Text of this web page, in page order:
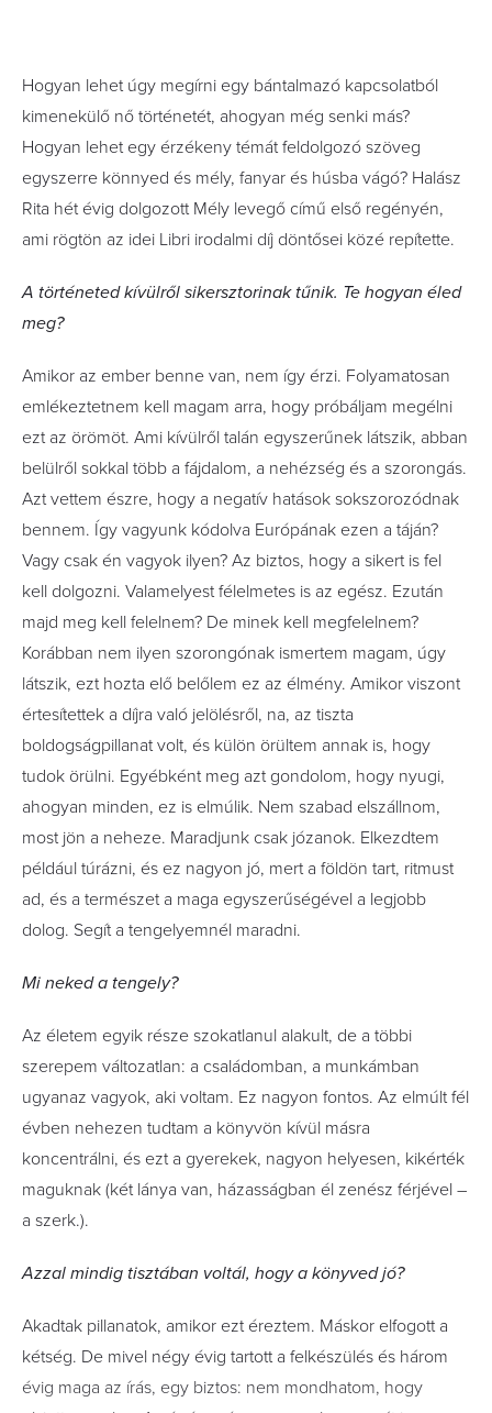
Hogyan lehet úgy megírni egy bántalmazó kapcsolatból
kimenekülő nő történetét, ahogyan még senki más?
Hogyan lehet egy érzékeny témát feldolgozó szöveg
egyszerre könnyed és mély, fanyar és húsba vágó? Halász
Rita hét évig dolgozott Mély levegő című első regényén,
ami rögtön az idei Libri irodalmi díj döntősei közé repítette.
A történeted kívülről sikersztorinak tűnik. Te hogyan éled
meg?
Amikor az ember benne van, nem így érzi. Folyamatosan
emlékeztetnem kell magam arra, hogy próbáljam megélni
ezt az örömöt. Ami kívülről talán egyszerűnek látszik, abban
belülről sokkal több a fájdalom, a nehézség és a szorongás.
Azt vettem észre, hogy a negatív hatások sokszorozódnak
bennem. Így vagyunk kódolva Európának ezen a táján?
Vagy csak én vagyok ilyen? Az biztos, hogy a sikert is fel
kell dolgozni. Valamelyest félelmetes is az egész. Ezután
majd meg kell felelnem? De minek kell megfelelnem?
Korábban nem ilyen szorongónak ismertem magam, úgy
látszik, ezt hozta elő belőlem ez az élmény. Amikor viszont
értesítettek a díjra való jelölésről, na, az tiszta
boldogságpillanat volt, és külön örültem annak is, hogy
tudok örülni. Egyébként meg azt gondolom, hogy nyugi,
ahogyan minden, ez is elmúlik. Nem szabad elszállnom,
most jön a neheze. Maradjunk csak józanok. Elkezdtem
például túrázni, és ez nagyon jó, mert a földön tart, ritmust
ad, és a természet a maga egyszerűségével a legjobb
dolog. Segít a tengelyemnél maradni.
Mi neked a tengely?
Az életem egyik része szokatlanul alakult, de a többi
szerepem változatlan: a családomban, a munkámban
ugyanaz vagyok, aki voltam. Ez nagyon fontos. Az elmúlt fél
évben nehezen tudtam a könyvön kívül másra
koncentrálni, és ezt a gyerekek, nagyon helyesen, kikérték
maguknak (két lánya van, házasságban él zenész férjével –
a szerk.).
Azzal mindig tisztában voltál, hogy a könyved jó?
Akadtak pillanatok, amikor ezt éreztem. Máskor elfogott a
kétség. De mivel négy évig tartott a felkészülés és három
évig maga az írás, egy biztos: nem mondhatom, hogy